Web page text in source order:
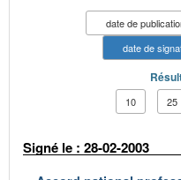
date de
date de
10 25
Signé le : 28-02-2003